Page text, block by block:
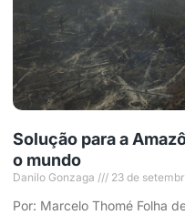
Solução para a
o mundo
Danilo Gonzaga 23 de
Por: Marcelo Thomé Folha